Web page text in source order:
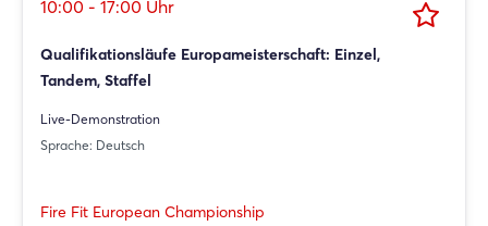
10:00 - 17:00 Uhr
Qualifikationsläufe Europameisterschaft: Einzel,
Tandem, Staffel
Live-Demonstration
Sprache: Deutsch
Fire Fit European Championship